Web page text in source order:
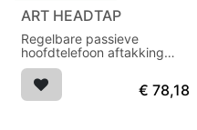
ART HEADTAP
Regelbare passieve
hoofdtelefoon aftakking
achter versterker
€ 78,18